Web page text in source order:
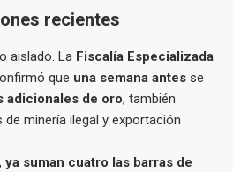
recientes
aislado. La Fiscalía Especializada
que una semana antes se
adicionales de oro, también
minería ilegal y exportación
ya suman cuatro las barras de